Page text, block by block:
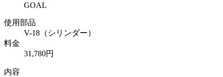
GOAL
使用部品
V-18（シリンダー）
料金
31,780円
内容